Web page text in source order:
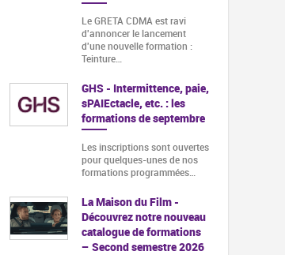
Le GRETA CDMA est ravi
d'annoncer le lancement
d'une nouvelle formation :
Teinture…
GHS - Intermittence, paie,
sPAIEctacle, etc. : les
formations de septembre
Les inscriptions sont ouvertes
pour quelques-unes de nos
formations programmées…
La Maison du Film -
Découvrez notre nouveau
catalogue de formations
– Second semestre 2026